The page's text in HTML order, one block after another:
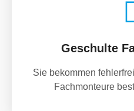
Geschulte
Sie bekommen
Fachmonteure